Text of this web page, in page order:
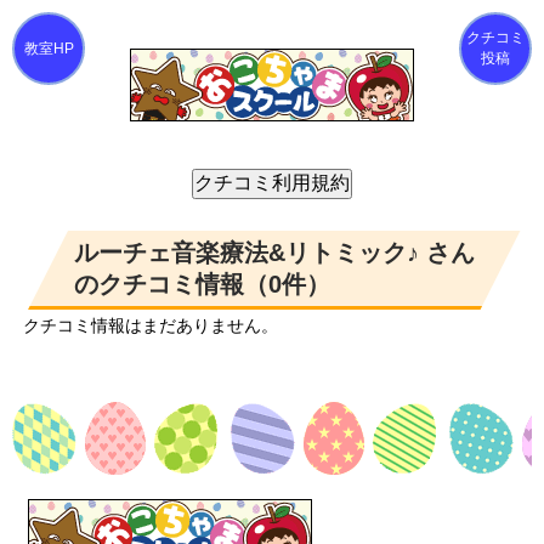
クチコミ
投稿
ルーチェ音楽療法&リトミック♪ さん
のクチコミ情報（0件）
クチコミ情報はまだありません。